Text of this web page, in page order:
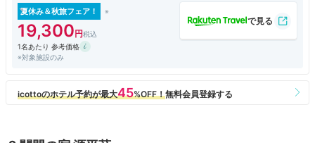
夏休み＆秋旅フェア！
19,300
1名あたり 参考価格
※対象施設のみ